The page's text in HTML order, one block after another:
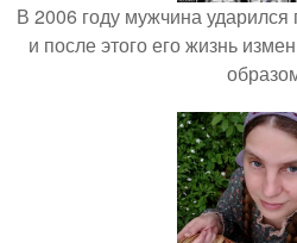
В 2006 году мужчина ударился
и после этого его жизнь